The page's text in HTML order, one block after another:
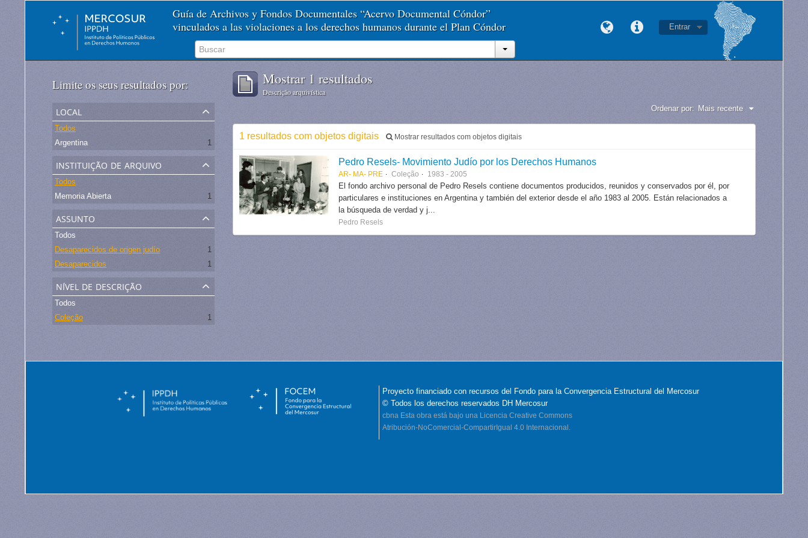
Guía de Archivos y Fondos Documentales “Acervo Documental Cóndor”
vinculados a las violaciones a los derechos humanos durante el Plan Cóndor
Entrar
Limite os seus resultados por:
local
Todos
Argentina
1
instituição de arquivo
Todos
Memoria Abierta
1
assunto
Todos
Desaparecidos de origen judío
1
Desaparecidos
1
nível de descrição
Todos
Coleção
1
Mostrar 1 resultados
Descrição arquivística
Ordenar por: Mais recente
1 resultados com objetos digitais Mostrar resultados com objetos digitais
Pedro Resels- Movimiento Judío por los Derechos Humanos
AR- MA- PRE Coleção 1983 - 2005
El fondo archivo personal de Pedro Resels contiene documentos producidos, reunidos y conservados por él, por
particulares e instituciones en Argentina y también del exterior desde el año 1983 al 2005. Están relacionados a
la búsqueda de verdad y j...
Pedro Resels
Proyecto financiado con recursos del Fondo para la Convergencia Estructural del Mercosur
© Todos los derechos reservados DH Mercosur
cbna Esta obra está bajo una Licencia Creative Commons
Atribución-NoComercial-CompartirIgual 4.0 Internacional.